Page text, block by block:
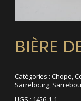
BIÈRE
Catégories : Chope,
Sarrebourg,
UGS : 1456-1-1